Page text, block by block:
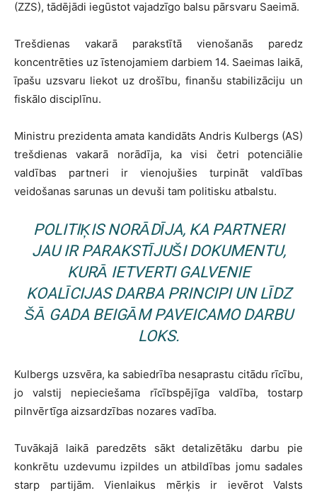
(ZZS), tādējādi iegūstot vajadzīgo balsu pārsvaru Saeimā.
Trešdienas vakarā parakstītā vienošanās paredz
koncentrēties uz īstenojamiem darbiem 14. Saeimas laikā,
īpašu uzsvaru liekot uz drošību, finanšu stabilizāciju un
fiskālo disciplīnu.
Ministru prezidenta amata kandidāts Andris Kulbergs (AS)
trešdienas vakarā norādīja, ka visi četri potenciālie
valdības partneri ir vienojušies turpināt valdības
veidošanas sarunas un devuši tam politisku atbalstu.
POLITIĶIS NORĀDĪJA, KA PARTNERI
JAU IR PARAKSTĪJUŠI DOKUMENTU,
KURĀ IETVERTI GALVENIE
KOALĪCIJAS DARBA PRINCIPI UN LĪDZ
ŠĀ GADA BEIGĀM PAVEICAMO DARBU
LOKS.
Kulbergs uzsvēra, ka sabiedrība nesaprastu citādu rīcību,
jo valstij nepieciešama rīcībspējīga valdība, tostarp
pilnvērtīga aizsardzības nozares vadība.
Tuvākajā laikā paredzēts sākt detalizētāku darbu pie
konkrētu uzdevumu izpildes un atbildības jomu sadales
starp partijām. Vienlaikus mērķis ir ievērot Valsts